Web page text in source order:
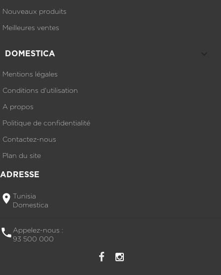
Nouveaux produits
Meilleures ventes
DOMESTICA
Mentions légales
Conditions d'utilisation
A propos
Politique de confidentialité
Contactez-nous
Plan du site
ADRESSE

Tunisia
Domestica
 Appelez-nous :
93 500 000